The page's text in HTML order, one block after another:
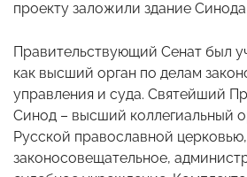
проекту заложили здание Синода.
Правительствующий Сенат был
как высший орган по делам
управления и суда. Святейший
Синод – высший коллегиальный
Русской православной церковью,
законосовещательное,